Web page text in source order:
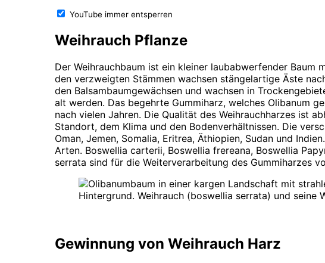
YouTube immer entsperren
Weihrauch Pflanze
Der Weihrauchbaum ist ein kleiner laubabwerfender Baum
den verzweigten Stämmen wachsen stängelartige Äste
den Balsambaumgewächsen und wachsen in
alt werden. Das begehrte Gummiharz, welches Olibanum
nach vielen Jahren. Die Qualität des Weihrauchharzes ist
Standort, dem Klima und den Bodenverhältnissen. Die
Oman, Jemen, Somalia, Eritrea, Äthiopien, Sudan und
Arten. Boswellia carterii, Boswellia frereana, Boswellia
serrata sind für die Weiterverarbeitung des Gummiharzes
Gewinnung von Weihrauch Harz